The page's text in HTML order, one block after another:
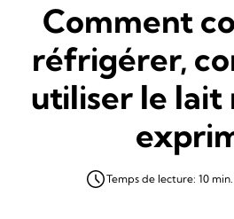
Comment
réfrigérer,
utiliser le lait
Temps de lecture: 10 min.